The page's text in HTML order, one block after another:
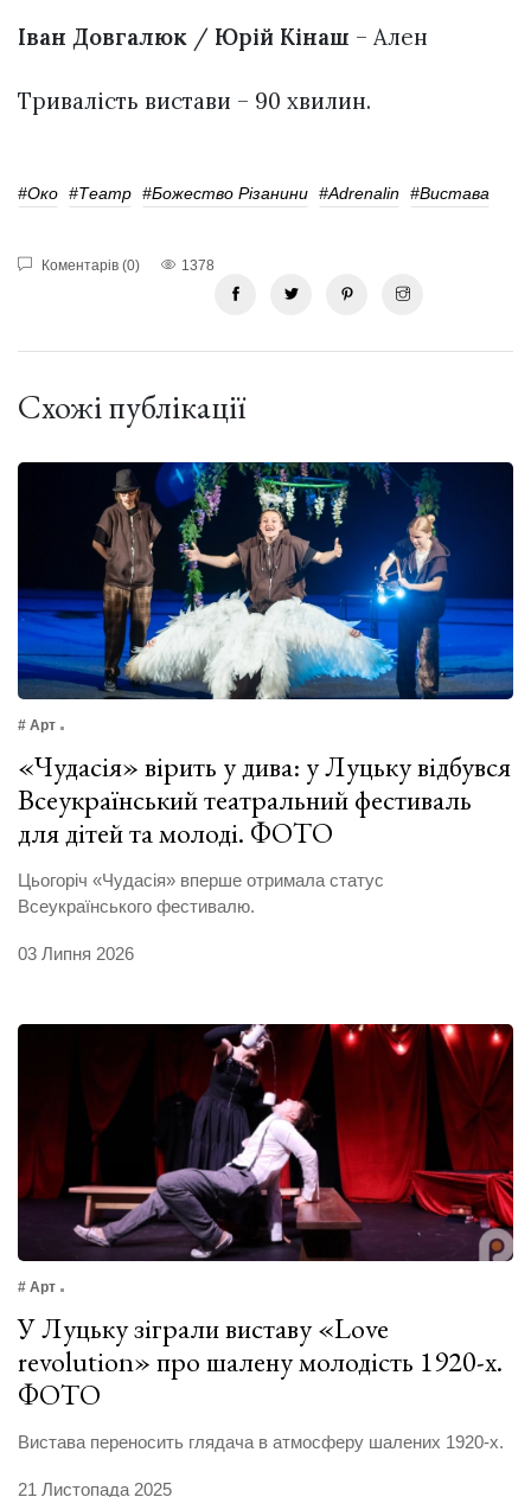
Іван Довгалюк / Юрій Кінаш – Ален
Тривалість вистави – 90 хвилин.
#Око #театр #Божество Різанини #Adrenalin #вистава
Коментарів (0) 1378
Схожі публікації
# Арт
«Чудасія» вірить у дива: у Луцьку відбувся
Всеукраїнський театральний фестиваль
для дітей та молоді. ФОТО
Цьогоріч «Чудасія» вперше отримала статус
Всеукраїнського фестивалю.
03 Липня 2026
# Арт
У Луцьку зіграли виставу «Love
revolution» про шалену молодість 1920-х.
ФОТО
Вистава переносить глядача в атмосферу шалених 1920-х.
21 Листопада 2025